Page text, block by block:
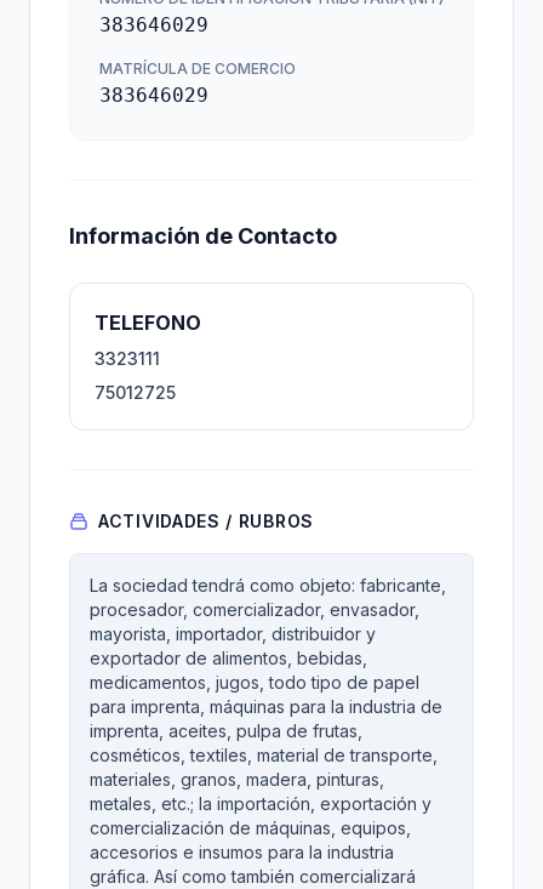
383646029
MATRÍCULA DE COMERCIO
383646029
Información de Contacto
TELEFONO
3323111
75012725
ACTIVIDADES / RUBROS
La sociedad tendrá como objeto: fabricante,
procesador, comercializador, envasador,
mayorista, importador, distribuidor y
exportador de alimentos, bebidas,
medicamentos, jugos, todo tipo de papel
para imprenta, máquinas para la industria de
imprenta, aceites, pulpa de frutas,
cosméticos, textiles, material de transporte,
materiales, granos, madera, pinturas,
metales, etc.; la importación, exportación y
comercialización de máquinas, equipos,
accesorios e insumos para la industria
gráfica. Así como también comercializará